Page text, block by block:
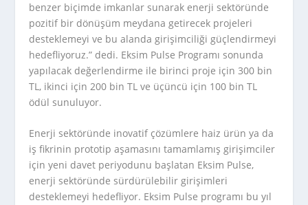
benzer biçimde imkanlar sunarak enerji sektöründe
pozitif bir dönüşüm meydana getirecek projeleri
desteklemeyi ve bu alanda girişimciliği güçlendirmeyi
hedefliyoruz.” dedi. Eksim Pulse Programı sonunda
yapılacak değerlendirme ile birinci proje için 300 bin
TL, ikinci için 200 bin TL ve üçüncü için 100 bin TL
ödül sunuluyor.
Enerji sektöründe inovatif çözümlere haiz ürün ya da
iş fikrinin prototip aşamasını tamamlamış girişimciler
için yeni davet periyodunu başlatan Eksim Pulse,
enerji sektöründe sürdürülebilir girişimleri
desteklemeyi hedefliyor. Eksim Pulse programı bu yıl